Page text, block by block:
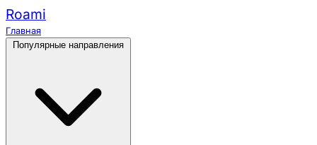
Roami
Главная
Популярные направления